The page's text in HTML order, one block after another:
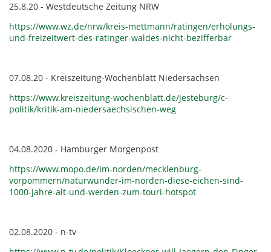
25.8.20 - Westdeutsche Zeitung NRW
https://www.wz.de/nrw/kreis-mettmann/ratingen/erholungs-
und-freizeitwert-des-ratinger-waldes-nicht-bezifferbar
07.08.20 - Kreiszeitung-Wochenblatt Niedersachsen
https://www.kreiszeitung-wochenblatt.de/jesteburg/c-
politik/kritik-am-niedersaechsischen-weg
04.08.2020 - Hamburger Morgenpost
https://www.mopo.de/im-norden/mecklenburg-
vorpommern/naturwunder-im-norden-diese-eichen-sind-
1000-jahre-alt-und-werden-zum-touri-hotspot
02.08.2020 - n-tv